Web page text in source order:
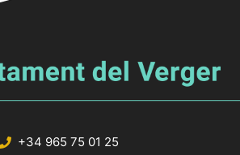
+34 965 75 01 25